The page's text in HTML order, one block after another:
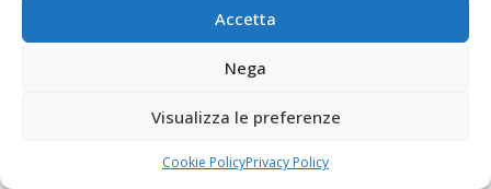
Accetta
Nega
Visualizza le preferenze
Cookie PolicyPrivacy Policy
I disegni di Martinez
Fai clic per accettare i cookie marketing e